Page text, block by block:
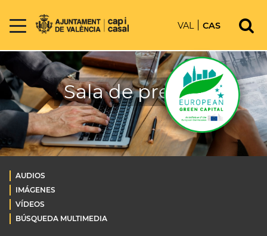
VAL CAS
Sala de prensa
AUDIOS
IMÁGENES
VÍDEOS
BÚSQUEDA MULTIMEDIA